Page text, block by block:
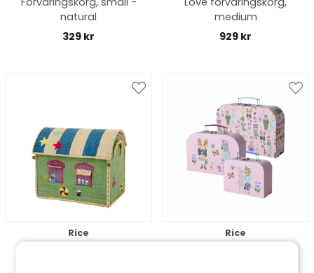
natural
329 kr
medium
929 kr
Rice Rice
Nathalie Lété väska, 3-